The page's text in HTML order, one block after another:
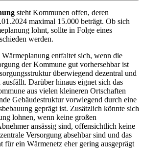
steht Kommunen offen, deren
maximal 15.000 beträgt. Ob sich
lohnt, sollte in Folge eines
werden.
entfaltet sich, wenn die
der Kommune gut vorhersehbar ist
überwiegend dezentral und
Darüber hinaus eignet sich das
aus vielen kleineren Ortschaften
Gebäudestruktur vorwiegend durch eine
geprägt ist. Zusätzlich könnte sich
lohnen, wenn keine großen
ansässig sind, offensichtlich keine
Versorgung absehbar sind und das
für ein Wärmenetz eher gering ausgeprägt